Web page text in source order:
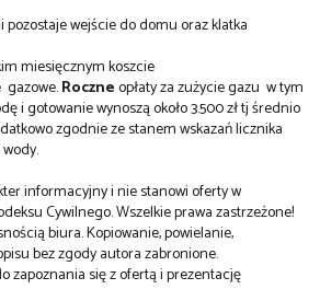
wejście do domu oraz klatka
miesięcznym koszcie
Roczneopłaty za zużycie gazu w tym
i gotowanie wynoszą około 3.500 zł tj średnio
zgodnie ze stanem wskazań licznika
informacyjny i nie stanowi oferty w
Cywilnego. Wszelkie prawa zastrzeżone!
biura. Kopiowanie, powielanie,
bez zgody autora zabronione.
zapoznania się z ofertą i prezentację